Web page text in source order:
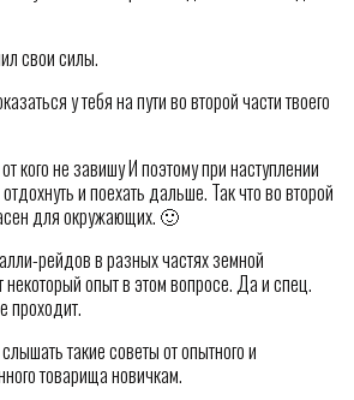
свои силы.
у тебя на пути во второй части твоего
кого не завишу И поэтому при наступлении
и поехать дальше. Так что во второй
для окружающих. 🙂
рейдов в разных частях земной
опыт в этом вопросе. Да и спец.
проходит.
такие советы от опытного и
товарища новичкам.